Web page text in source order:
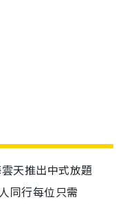
天推出中式放題
同行每位只需